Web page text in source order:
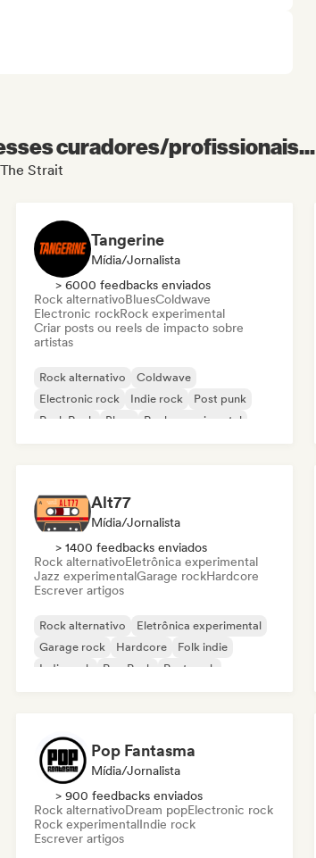
curadores/profissionais...
Strait
Tangerine
Mídia/Jornalista
> 6000 feedbacks enviados
Rock alternativoBluesColdwave
Electronic rockRock experimental
Criar posts ou reels de impacto sobre
artistas
Rock alternativo
Coldwave
Electronic rock
Indie rock
Post punk
Punk Rock
Blues Rock experimental
Alt77
Mídia/Jornalista
> 1400 feedbacks enviados
Rock alternativoEletrônica experimental
Jazz experimentalGarage rockHardcore
Escrever artigos
Rock alternativo
Eletrônica experimental
Garage rock
Hardcore
Folk indie
Indie rock
Pop Punk Post punk
Pop Fantasma
Mídia/Jornalista
> 900 feedbacks enviados
Rock alternativoDream popElectronic rock
Rock experimentalIndie rock
Escrever artigos